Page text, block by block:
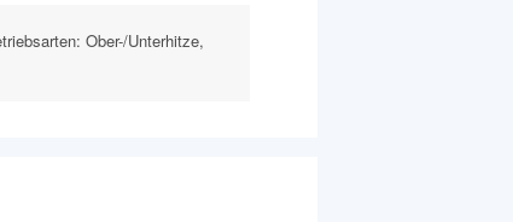
Ober-/Unterhitze,